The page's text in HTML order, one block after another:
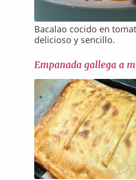
Bacalao cocido en
delicioso y sencillo.
Empanada gallega a